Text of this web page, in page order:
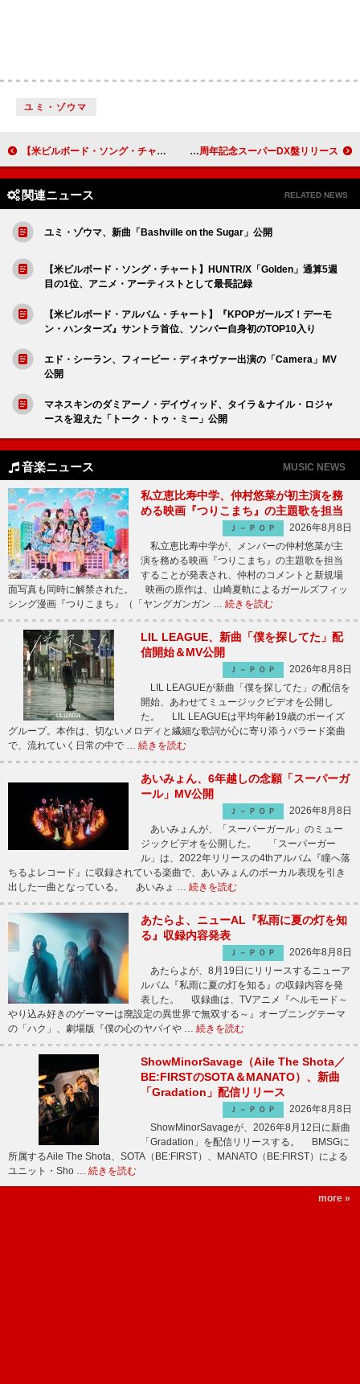
ユミ・ゾウマ
【米ビルボード・ソング・チャート】HUNTR/X「Golden」通算5週目の1位、アニメ・アーティストとして最長記録 ブラック・クロウズ、『アモリカ』30周年記念スーパーDX盤リリース
関連ニュース RELATED NEWS
ユミ・ゾウマ、新曲「Bashville on the Sugar」公開
【米ビルボード・ソング・チャート】HUNTR/X「Golden」通算5週
目の1位、アニメ・アーティストとして最長記録
【米ビルボード・アルバム・チャート】『KPOPガールズ！デーモ
ン・ハンターズ』サントラ首位、ソンバー自身初のTOP10入り
エド・シーラン、フィービー・ディネヴァー出演の「Camera」MV
公開
マネスキンのダミアーノ・デイヴィッド、タイラ＆ナイル・ロジャ
ースを迎えた「トーク・トゥ・ミー」公開
音楽ニュース MUSIC NEWS
私立恵比寿中学、仲村悠菜が初主演を務
める映画『つりこまち』の主題歌を担当
Ｊ－ＰＯＰ
2026年8月8日
私立恵比寿中学が、メンバーの仲村悠菜が主
演を務める映画『つりこまち』の主題歌を担当
することが発表され、仲村のコメントと新規場
面写真も同時に解禁された。 映画の原作は、山崎夏軌によるガールズフィッ
シング漫画『つりこまち』（「ヤングガンガン … 続きを読む
LIL LEAGUE、新曲「僕を探してた」配
信開始＆MV公開
Ｊ－ＰＯＰ
2026年8月8日
LIL LEAGUEが新曲「僕を探してた」の配信を
開始、あわせてミュージックビデオを公開し
た。 LIL LEAGUEは平均年齢19歳のボーイズ
グループ。本作は、切ないメロディと繊細な歌詞が心に寄り添うバラード楽曲
で、流れていく日常の中で … 続きを読む
あいみょん、6年越しの念願「スーパーガ
ール」MV公開
Ｊ－ＰＯＰ
2026年8月8日
あいみょんが、「スーパーガール」のミュー
ジックビデオを公開した。 「スーパーガー
ル」は、2022年リリースの4thアルバム『瞳へ落
ちるよレコード』に収録されている楽曲で、あいみょんのボーカル表現を引き
出した一曲となっている。 あいみょ … 続きを読む
あたらよ、ニューAL『私雨に夏の灯を知
る』収録内容発表
Ｊ－ＰＯＰ
2026年8月8日
あたらよが、8月19日にリリースするニューア
ルバム『私雨に夏の灯を知る』の収録内容を発
表した。 収録曲は、TVアニメ『ヘルモード～
やり込み好きのゲーマーは廃設定の異世界で無双する～』オープニングテーマ
の「ハク」、劇場版『僕の心のヤバイや … 続きを読む
ShowMinorSavage（Aile The Shota／
BE:FIRSTのSOTA＆MANATO）、新曲
「Gradation」配信リリース
Ｊ－ＰＯＰ
2026年8月8日
ShowMinorSavageが、2026年8月12日に新曲
「Gradation」を配信リリースする。 BMSGに
所属するAile The Shota、SOTA（BE:FIRST）、MANATO（BE:FIRST）による
ユニット・Sho … 続きを読む
more »